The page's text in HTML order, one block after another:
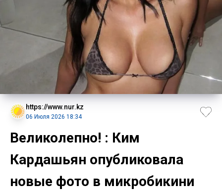
https://www.nur.kz
06 Июля 2026 18:34
Великолепно! : Ким
Кардашьян опубликовала
новые фото в микробикини